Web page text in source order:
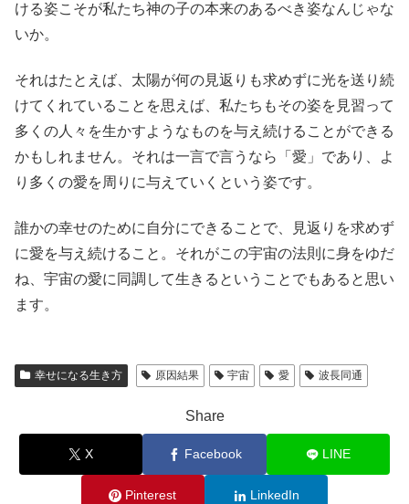
ける姿こそが私たち神の子の本来のあるべき姿なんじゃな
いか。
それはたとえば、太陽が何の見返りも求めずに光を送り続
けてくれていることを思えば、私たちもその姿を見習って
多くの人々を生かすようなものを与え続けることができる
かもしれません。それは一言で言うなら「愛」であり、よ
り多くの愛を周りに与えていくという姿です。
誰かの幸せのために自分にできることで、見返りを求めず
に愛を与え続けること。それがこの宇宙の法則に身をゆだ
ね、宇宙の愛に同調して生きるということでもあると思い
ます。
幸せになる生き方 原因結果 宇宙 愛 波長同通
Share
X Facebook LINE
Pinterest LinkedIn